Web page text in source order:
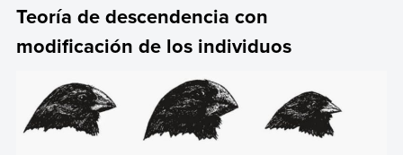
Teoría de descendencia con
modificación de los individuos